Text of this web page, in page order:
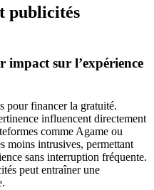
publicités
impact sur l’expérience
pour financer la gratuité.
influencent directement
comme Agame ou
moins intrusives, permettant
sans interruption fréquente.
peut entraîner une